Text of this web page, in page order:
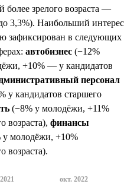
более зрелого возраста —
3,3%). Наибольший интерес
зафиксирован в следующих
автобизнес (−12%
+10% — у кандидатов
персонал
у кандидатов старшего
(−8% у молодёжи, +11%
возраста), финансы
у молодёжи, +10%
возраста).
окт. 2022